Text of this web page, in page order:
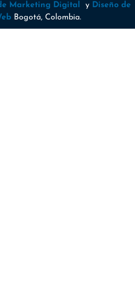
Marketing Digital y Diseño de
Bogotá, Colombia.